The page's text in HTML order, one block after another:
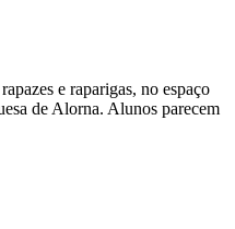
e raparigas, no espaço
de Alorna. Alunos parecem